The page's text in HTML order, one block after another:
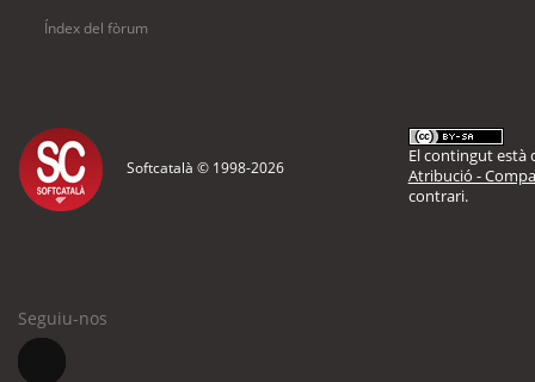
Índex del fòrum
Softcatalà © 1998-2026
El contingut està
Atribució -
contrari.
Seguiu-nos